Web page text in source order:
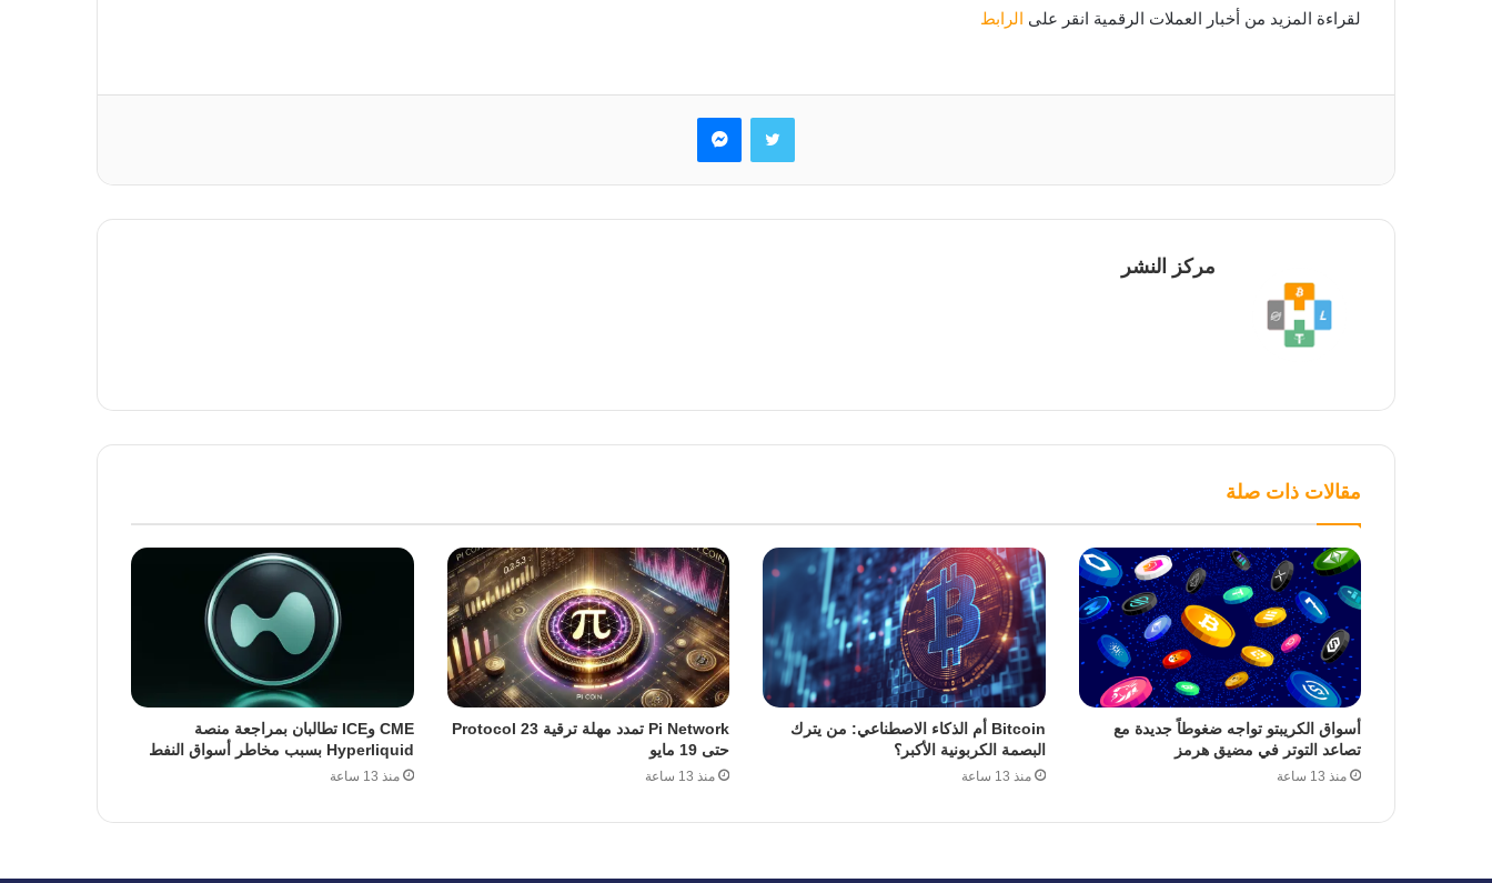
لقراءة المزيد من أخبار العملات الرقمية انقر على الرابط
تويتر ماسنجر
مركز النشر
مقالات ذات صلة
أسواق الكريبتو تواجه ضغوطاً جديدة مع
تصاعد التوتر في مضيق هرمز
منذ 13 ساعة
Bitcoin أم الذكاء الاصطناعي: من يترك
البصمة الكربونية الأكبر؟
منذ 13 ساعة
Pi Network تمدد مهلة ترقية Protocol 23
حتى 19 مايو
منذ 13 ساعة
CME وICE تطالبان بمراجعة منصة
Hyperliquid بسبب مخاطر أسواق النفط
منذ 13 ساعة